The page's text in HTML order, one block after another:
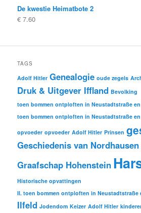
De kwestie Heimatbote 2
€ 7.60
TAGS
Adolf Hitler Genealogie oude zegels
Druk & Uitgever Iffland Bevolking
toen bommen ontploften in Neustadtstraße
toen bommen ontploften in Neustadtstraße
opvoeder opvoeder Adolf Hitler Prinsen
Geschiedenis van Nordhausen
Graafschap Hohenstein
Historische opvattingen
II. toen bommen ontploften in Neustadtstraße
Ilfeld Jodendom Keizer Adolf Hitler